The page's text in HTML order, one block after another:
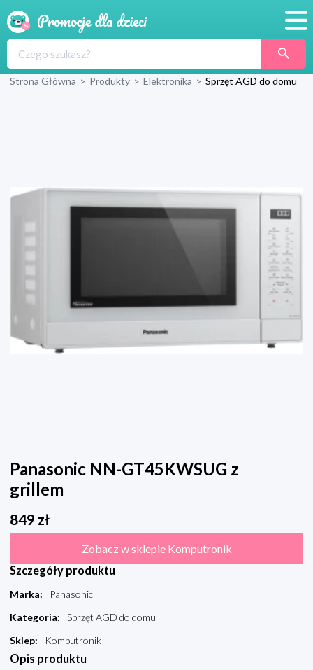
Produkty
Strona Główna > Produkty > Elektronika > Sprzęt AGD do domu
Panasonic NN-GT45KWSUG z
grillem
849 zł
Zobacz w sklepie Komputronik
Szczegóły produktu
Marka:
Panasonic
Kategoria:
Sprzęt AGD do domu
Sklep: Komputronik
Opis produktu